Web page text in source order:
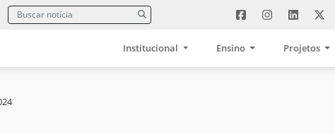
Institucional Ensino Projetos